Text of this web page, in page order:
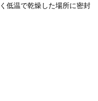
低温で乾燥した場所に密封